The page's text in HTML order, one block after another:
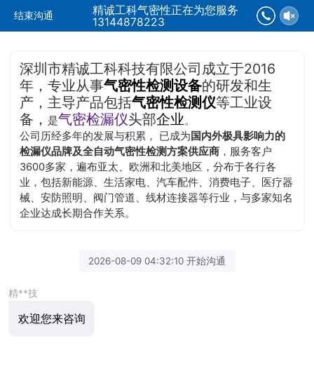
结束沟通
精诚工科气密性正在为您服务
13144878223
深圳市精诚工科科技有限公司成立于2016
年，专业从事气密性检测设备的研发和生
产，主导产品包括气密性检测仪等工业设
备， 是气密检漏仪头部企业。
公司历经多年的发展与积累， 已成为国内外极具影响力的
检漏仪品牌及全自动气密性检测方案供应商 ，服务客户
3600多家，遍布亚太、欧洲和北美地区，分布于各行各
业，包括新能源、生活家电、汽车配件、消费电子、医疗器
械、安防照明、阀门管道、线材连接器等行业，与多家知名
企业达成长期合作关系。
2026-08-09 04:32:10 开始沟通
精**技
欢迎您来咨询